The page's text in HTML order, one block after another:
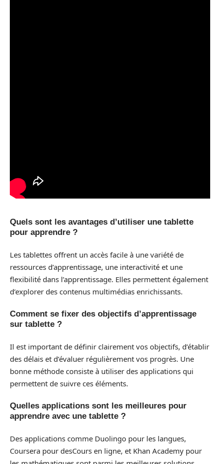
Quels sont les avantages d’utiliser une tablette
pour apprendre ?
Les tablettes offrent un accès facile à une variété de
ressources d’apprentissage, une interactivité et une
flexibilité dans l’apprentissage. Elles permettent également
d’explorer des contenus multimédias enrichissants.
Comment se fixer des objectifs d’apprentissage
sur tablette ?
Il est important de définir clairement vos objectifs, d’établir
des délais et d’évaluer régulièrement vos progrès. Une
bonne méthode consiste à utiliser des applications qui
permettent de suivre ces éléments.
Quelles applications sont les meilleures pour
apprendre avec une tablette ?
Des applications comme Duolingo pour les langues,
Coursera pour desCours en ligne, et Khan Academy pour